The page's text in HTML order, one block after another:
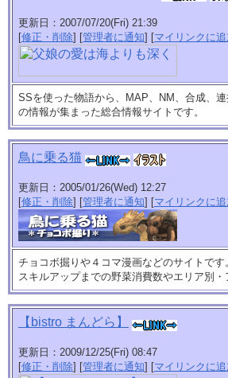
更新日：2007/07/20(Fri) 21:39
[修正・削除] [管理者に通知] [マイリンクに追
SSを使った物語から、MAP、NM、合成、
の情報が集まった総合情報サイトです。
鳥に乗る猫
更新日：2005/01/26(Wed) 12:27
[修正・削除] [管理者に通知] [マイリンクに追
チョコボ掘りや４コマ漫画などのサイトです
スキルアップまでの野菜消費数やエリア別
【bistro まんどら】
更新日：2009/12/25(Fri) 08:47
[修正・削除] [管理者に通知] [マイリンクに追